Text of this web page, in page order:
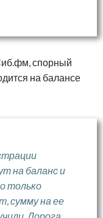
спорный
на балансе
на баланс и
только
сумму на ее